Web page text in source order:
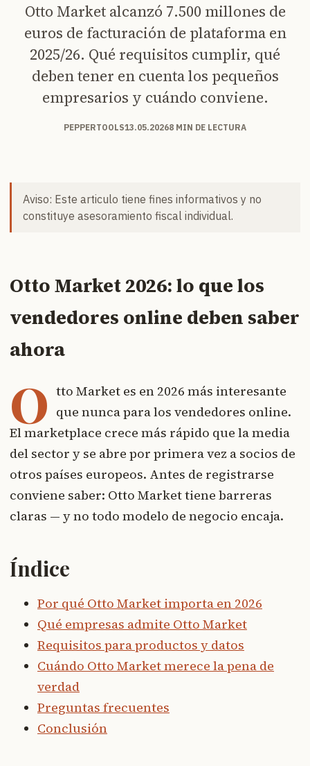
Otto Market alcanzó 7.500 millones de
euros de facturación de plataforma en
2025/26. Qué requisitos cumplir, qué
deben tener en cuenta los pequeños
empresarios y cuándo conviene.
PEPPERTOOLS13.05.20268 MIN DE LECTURA
Aviso: Este articulo tiene fines informativos y no
constituye asesoramiento fiscal individual.
Otto Market 2026: lo que los
vendedores online deben saber
ahora
O tto Market es en 2026 más interesante
que nunca para los vendedores online.
El marketplace crece más rápido que la media
del sector y se abre por primera vez a socios de
otros países europeos. Antes de registrarse
conviene saber: Otto Market tiene barreras
claras — y no todo modelo de negocio encaja.
Índice
Por qué Otto Market importa en 2026
Qué empresas admite Otto Market
Requisitos para productos y datos
Cuándo Otto Market merece la pena de
verdad
Preguntas frecuentes
Conclusión